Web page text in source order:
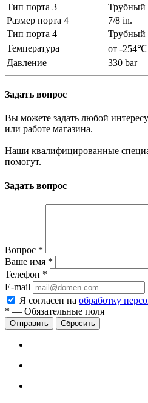
Тип порта 3
Трубный
Размер порта 4
7/8 in.
Тип порта 4
Трубный
Температура
от -
Давление
330 bar
Задать вопрос
Вы можете задать любой
или работе магазина.
Наши квалифицированные
помогут.
Задать вопрос
Вопрос *
Ваше имя *
Телефон *
E-mail
Я согласен на обработку
* — Обязательные поля
Сбросить